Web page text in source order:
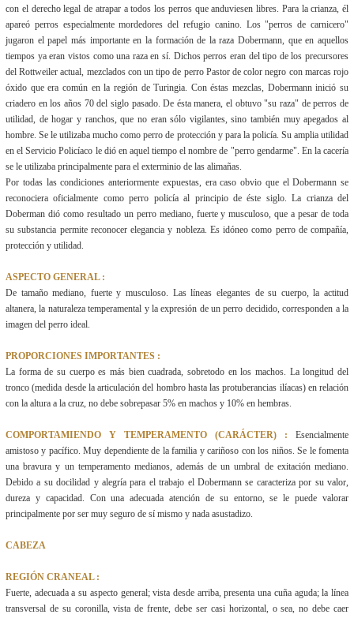
con el derecho legal de atrapar a todos los perros que anduviesen libres. Para la crianza, él
apareó perros especialmente mordedores del refugio canino. Los "perros de carnicero"
jugaron el papel más importante en la formación de la raza Dobermann, que en aquellos
tiempos ya eran vistos como una raza en sí. Dichos perros eran del tipo de los precursores
del Rottweiler actual, mezclados con un tipo de perro Pastor de color negro con marcas rojo
óxido que era común en la región de Turingia. Con éstas mezclas, Dobermann inició su
criadero en los años 70 del siglo pasado. De ésta manera, el obtuvo "su raza" de perros de
utilidad, de hogar y ranchos, que no eran sólo vigilantes, sino también muy apegados al
hombre. Se le utilizaba mucho como perro de protección y para la policía. Su amplia utilidad
en el Servicio Policíaco le dió en aquel tiempo el nombre de "perro gendarme". En la cacería
se le utilizaba principalmente para el exterminio de las alimañas.
Por todas las condiciones anteriormente expuestas, era caso obvio que el Dobermann se
reconociera oficialmente como perro policía al principio de éste siglo. La crianza del
Doberman dió como resultado un perro mediano, fuerte y musculoso, que a pesar de toda
su substancia permite reconocer elegancia y nobleza. Es idóneo como perro de compañía,
protección y utilidad.
ASPECTO GENERAL :
De tamaño mediano, fuerte y musculoso. Las líneas elegantes de su cuerpo, la actitud
altanera, la naturaleza temperamental y la expresión de un perro decidido, corresponden a la
imagen del perro ideal.
PROPORCIONES IMPORTANTES :
La forma de su cuerpo es más bien cuadrada, sobretodo en los machos. La longitud del
tronco (medida desde la articulación del hombro hasta las protuberancias ilíacas) en relación
con la altura a la cruz, no debe sobrepasar 5% en machos y 10% en hembras.
COMPORTAMIENDO Y TEMPERAMENTO (CARÁCTER) : Esencialmente
amistoso y pacífico. Muy dependiente de la familia y cariñoso con los niños. Se le fomenta
una bravura y un temperamento medianos, además de un umbral de exitación mediano.
Debido a su docilidad y alegría para el trabajo el Dobermann se caracteriza por su valor,
dureza y capacidad. Con una adecuada atención de su entorno, se le puede valorar
principalmente por ser muy seguro de sí mismo y nada asustadizo.
CABEZA
REGIÓN CRANEAL :
Fuerte, adecuada a su aspecto general; vista desde arriba, presenta una cuña aguda; la línea
transversal de su coronilla, vista de frente, debe ser casi horizontal, o sea, no debe caer